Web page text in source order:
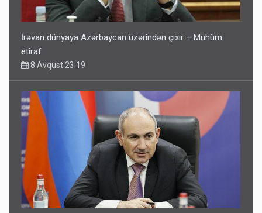
İrəvan dünyaya Azərbaycan üzərindən çıxır – Mühüm
etiraf
8 Avqust 23:19